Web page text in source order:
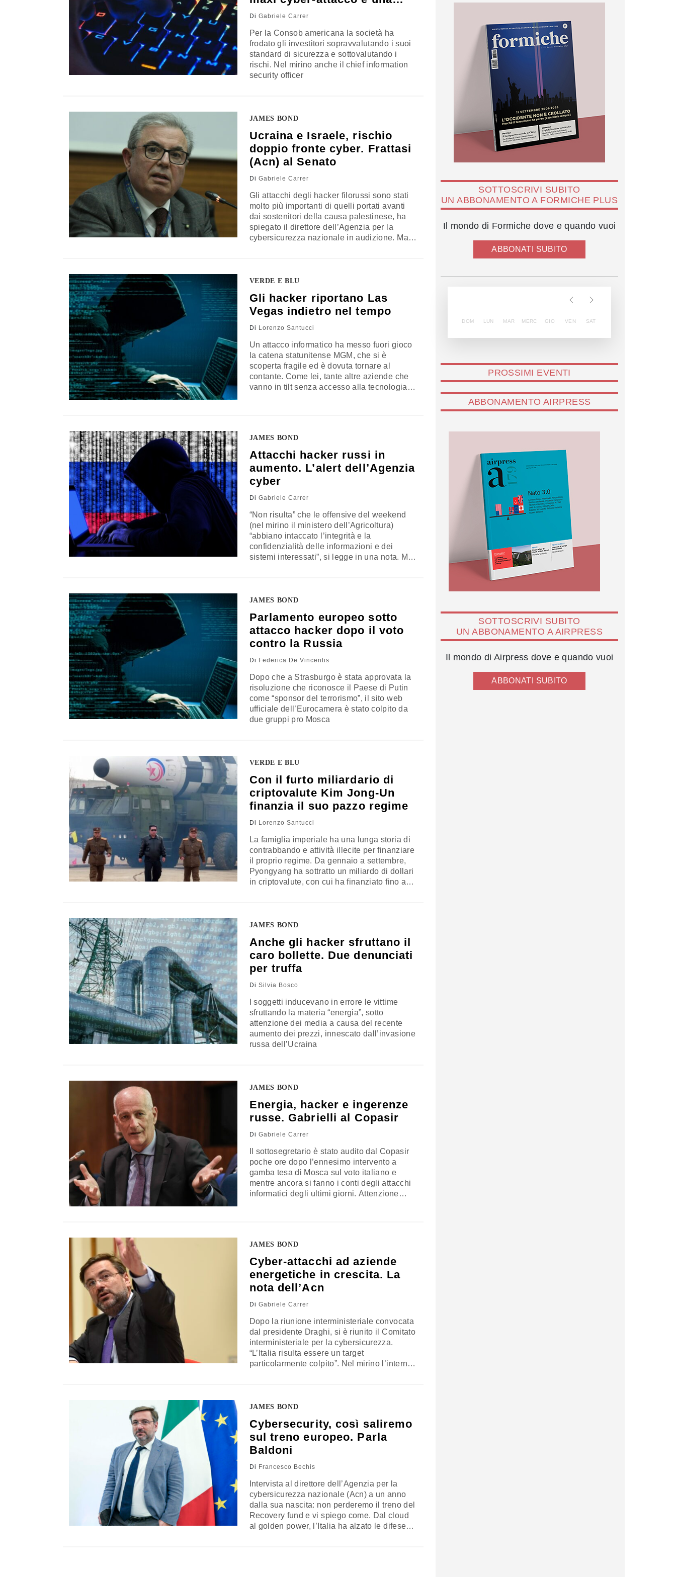
svolta
Di Gabriele Carrer
Per la Consob americana la società ha
frodato gli investitori sopravvalutando i suoi
standard di sicurezza e sottovalutando i
rischi. Nel mirino anche il chief information
security officer
JAMES BOND
Ucraina e Israele, rischio
doppio fronte cyber. Frattasi
(Acn) al Senato
Di Gabriele Carrer
Gli attacchi degli hacker filorussi sono stati
molto più importanti di quelli portati avanti
dai sostenitori della causa palestinese, ha
spiegato il direttore dell’Agenzia per la
cybersicurezza nazionale in audizione. Ma
VERDE E BLU
Gli hacker riportano Las
Vegas indietro nel tempo
Di Lorenzo Santucci
Un attacco informatico ha messo fuori gioco
la catena statunitense MGM, che si è
scoperta fragile ed è dovuta tornare al
contante. Come lei, tante altre aziende che
vanno in tilt senza accesso alla tecnologia
JAMES BOND
Attacchi hacker russi in
aumento. L’alert dell’Agenzia
cyber
Di Gabriele Carrer
“Non risulta” che le offensive del weekend
(nel mirino il ministero dell’Agricoltura)
“abbiano intaccato l’integrità e la
confidenzialità delle informazioni e dei
sistemi interessati”, si legge in una nota. Ma
JAMES BOND
Parlamento europeo sotto
attacco hacker dopo il voto
contro la Russia
Di Federica De Vincentis
Dopo che a Strasburgo è stata approvata la
risoluzione che riconosce il Paese di Putin
come “sponsor del terrorismo”, il sito web
ufficiale dell’Eurocamera è stato colpito da
due gruppi pro Mosca
VERDE E BLU
Con il furto miliardario di
criptovalute Kim Jong-Un
finanzia il suo pazzo regime
Di Lorenzo Santucci
La famiglia imperiale ha una lunga storia di
contrabbando e attività illecite per finanziare
il proprio regime. Da gennaio a settembre,
Pyongyang ha sottratto un miliardo di dollari
in criptovalute, con cui ha finanziato fino a
JAMES BOND
Anche gli hacker sfruttano il
caro bollette. Due denunciati
per truffa
Di Silvia Bosco
I soggetti inducevano in errore le vittime
sfruttando la materia “energia”, sotto
attenzione dei media a causa del recente
aumento dei prezzi, innescato dall’invasione
russa dell’Ucraina
JAMES BOND
Energia, hacker e ingerenze
russe. Gabrielli al Copasir
Di Gabriele Carrer
Il sottosegretario è stato audito dal Copasir
poche ore dopo l’ennesimo intervento a
gamba tesa di Mosca sul voto italiano e
mentre ancora si fanno i conti degli attacchi
informatici degli ultimi giorni. Attenzione
JAMES BOND
Cyber-attacchi ad aziende
energetiche in crescita. La
nota dell’Acn
Di Gabriele Carrer
Dopo la riunione interministeriale convocata
dal presidente Draghi, si è riunito il Comitato
interministeriale per la cybersicurezza.
“L’Italia risulta essere un target
particolarmente colpito”. Nel mirino l’interna
JAMES BOND
Cybersecurity, così saliremo
sul treno europeo. Parla
Baldoni
Di Francesco Bechis
Intervista al direttore dell’Agenzia per la
cybersicurezza nazionale (Acn) a un anno
dalla sua nascita: non perderemo il treno del
Recovery fund e vi spiego come. Dal cloud
al golden power, l’Italia ha alzato le difese
SOTTOSCRIVI SUBITO
UN ABBONAMENTO A FORMICHE PLUS
Il mondo di Formiche dove e quando vuoi
ABBONATI SUBITO
DOM LUN MAR MERC GIO VEN SAT
PROSSIMI EVENTI
ABBONAMENTO AIRPRESS
SOTTOSCRIVI SUBITO
UN ABBONAMENTO A AIRPRESS
Il mondo di Airpress dove e quando vuoi
ABBONATI SUBITO